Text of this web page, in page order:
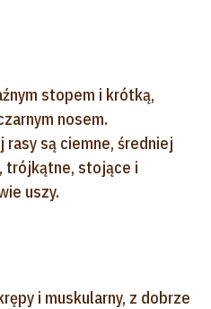
stopem i krótką,
nosem.
są ciemne, średniej
trójkątne, stojące i
uszy.
i muskularny, z dobrze